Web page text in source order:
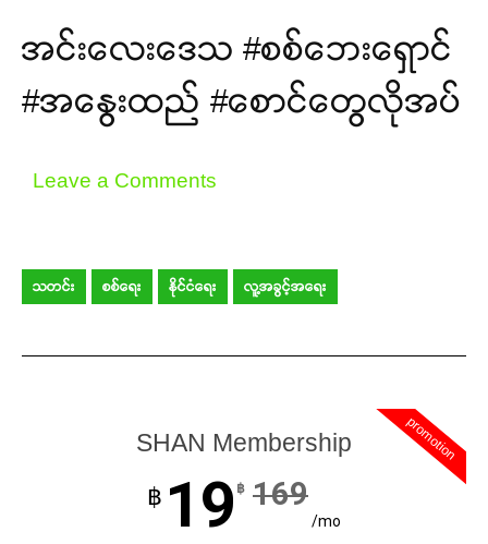
အင်းလေးဒေသ #စစ်ဘေးရှောင်
#အနွေးထည် #စောင်တွေလိုအပ်
Leave a Comments
သတင်း စစ်ရေး နိုင်ငံရေး လူ့အခွင့်အရေး
promotion
SHAN Membership
฿ 19 ฿ 169
/mo